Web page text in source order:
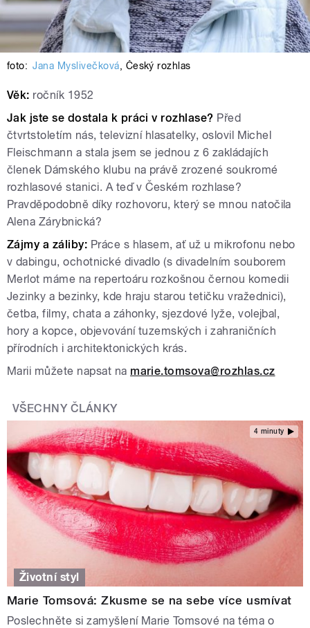
foto: Jana Myslivečková, Český rozhlas
Věk: ročník 1952
Jak jste se dostala k práci v rozhlase? Před
čtvrtstoletím nás, televizní hlasatelky, oslovil Michel
Fleischmann a stala jsem se jednou z 6 zakládajích
členek Dámského klubu na právě zrozené soukromé
rozhlasové stanici. A teď v Českém rozhlase?
Pravděpodobně díky rozhovoru, který se mnou natočila
Alena Zárybnická?
Zájmy a záliby: Práce s hlasem, ať už u mikrofonu nebo
v dabingu, ochotnické divadlo (s divadelním souborem
Merlot máme na repertoáru rozkošnou černou komedii
Jezinky a bezinky, kde hraju starou tetičku vražednici),
četba, filmy, chata a záhonky, sjezdové lyže, volejbal,
hory a kopce, objevování tuzemských i zahraničních
přírodních i architektonických krás.
Marii můžete napsat na marie.tomsova@rozhlas.cz
VŠECHNY ČLÁNKY
4 minuty
Životní styl
Marie Tomsová: Zkusme se na sebe více usmívat
Poslechněte si zamyšlení Marie Tomsové na téma o